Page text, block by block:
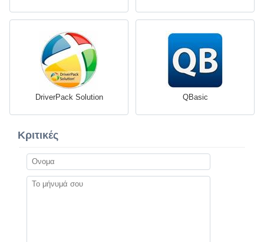
DriverPack Solution QBasic
Κριτικές